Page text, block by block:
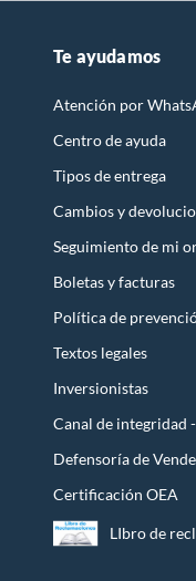
Te ayudamos
Atención por
Centro de ayuda
Tipos de entrega
Cambios y
Seguimiento de mi
Boletas y facturas
Política de
Textos legales
Inversionistas
Canal de integridad
Defensoría de
Certificación OEA
LIbro de